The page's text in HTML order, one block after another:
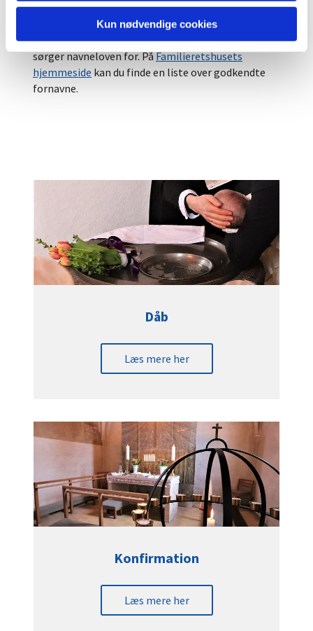
Kun nødvendige cookies
Man må ikke kalde sit barn hvad som helst – det
sørger navneloven for. PåFamilieretshusets
hjemmeside kan du finde en liste over godkendte
fornavne.
Dåb
Læs mere her
Konfirmation
Læs mere her